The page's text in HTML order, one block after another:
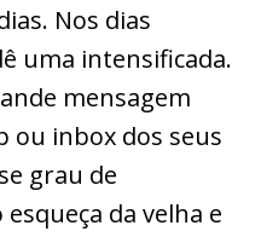
Nos dias
uma intensificada.
mensagem
ou inbox dos seus
grau de
da velha e